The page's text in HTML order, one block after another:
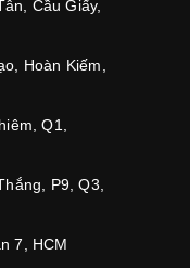
Cầu Giấy,
Hoàn Kiếm,
Q1,
P9, Q3,
7, HCM